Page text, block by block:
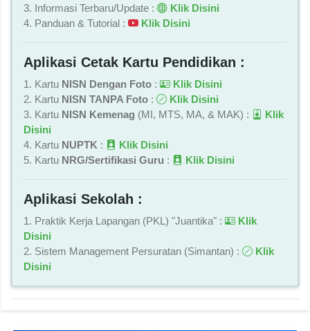
3. Informasi Terbaru/Update :
Klik Disini
4. Panduan & Tutorial :
Klik Disini
Aplikasi Cetak Kartu Pendidikan :
1. Kartu NISN Dengan Foto :
Klik Disini
2. Kartu NISN TANPA Foto :
Klik Disini
3. Kartu NISN Kemenag (MI, MTS, MA, & MAK) :
Klik
Disini
4. Kartu NUPTK :
Klik Disini
5. Kartu NRG/Sertifikasi Guru : Klik Disini
Aplikasi Sekolah :
1. Praktik Kerja Lapangan (PKL) "Juantika" :
Klik
Disini
2. Sistem Management Persuratan (Simantan) :
Klik
Disini